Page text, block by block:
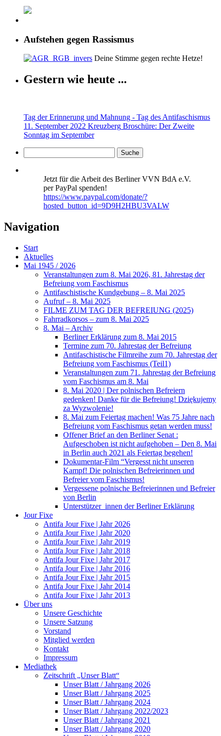
Aufstehen gegen Rassismus
Deine Stimme gegen rechte Hetze!
Gestern wie heute ...
Tag der Erinnerung und Mahnung - Tag des Antifaschismus
11. September 2022 Kreuzberg Broschüre: Der Zweite
Sonntag im September
Jetzt für die Arbeit des Berliner VVN BdA e.V.
per PayPal spenden!
https://www.paypal.com/donate/?
hosted_button_id=9D9H2HBU3VALW
Navigation
Start
Aktuelles
Mai 1945 / 2026
Veranstaltungen zum 8. Mai 2026, 81. Jahrestag der
Befreiung vom Faschismus
Antifaschistische Kundgebung – 8. Mai 2025
Aufruf – 8. Mai 2025
FILME ZUM TAG DER BEFREIUNG (2025)
Fahrradkorsos – zum 8. Mai 2025
8. Mai – Archiv
Berliner Erklärung zum 8. Mai 2015
Termine zum 70. Jahrestag der Befreiung
Antifaschistische Filmreihe zum 70. Jahrestag der
Befreiung vom Faschismus (Teil1)
Veranstaltungen zum 71. Jahrestag der Befreiung
vom Faschismus am 8. Mai
8. Mai 2020 | Der polnischen Befreiern
gedenken! Danke für die Befreiung! Dziękujemy
za Wyzwolenie!
8. Mai zum Feiertag machen! Was 75 Jahre nach
Befreiung vom Faschismus getan werden muss!
Offener Brief an den Berliner Senat :
Aufgeschoben ist nicht aufgehoben – Den 8. Mai
in Berlin auch 2021 als Feiertag begehen!
Dokumentar-Film “Vergesst nicht unseren
Kampf! Die polnischen Befreierinnen und
Befreier vom Faschismus!
Vergessene polnische Befreierinnen und Befreier
von Berlin
Unterstützer_innen der Berliner Erklärung
Jour Fixe
Antifa Jour Fixe | Jahr 2026
Antifa Jour Fixe | Jahr 2020
Antifa Jour Fixe | Jahr 2019
Antifa Jour Fixe | Jahr 2018
Antifa Jour Fixe | Jahr 2017
Antifa Jour Fixe | Jahr 2016
Antifa Jour Fixe | Jahr 2015
Antifa Jour Fixe | Jahr 2014
Antifa Jour Fixe | Jahr 2013
Über uns
Unsere Geschichte
Unsere Satzung
Vorstand
Mitglied werden
Kontakt
Impressum
Mediathek
Zeitschrift „Unser Blatt“
Unser Blatt / Jahrgang 2026
Unser Blatt / Jahrgang 2025
Unser Blatt / Jahrgang 2024
Unser Blatt / Jahrgang 2022/2023
Unser Blatt / Jahrgang 2021
Unser Blatt / Jahrgang 2020